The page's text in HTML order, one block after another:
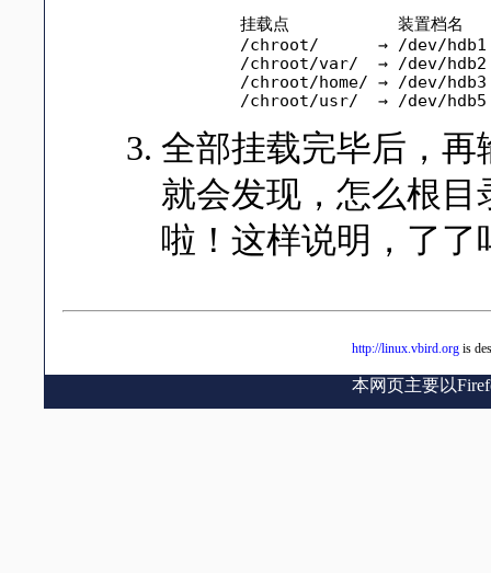
	/chroot/usr/  → /dev/hdb5
全部挂载完毕后，再
就会发现，怎么根目
啦！这样说明，了了
http://linux.vbird.org is
本网页主要以